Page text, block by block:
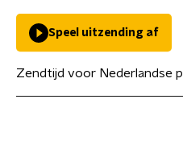
Speel uitzending af
Zendtijd voor Nederlandse